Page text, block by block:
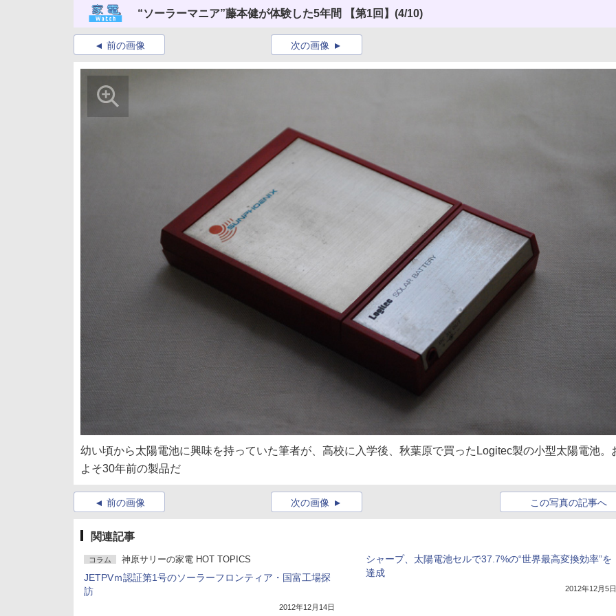
“ソーラーマニア”藤本健が体験した5年間 【第1回】 (4/10)
前の画像 次の画像
幼い頃から太陽電池に興味を持っていた筆者が、高校に入学後、秋葉原で買ったLogitec製の小型太陽電池。
よそ30年前の製品だ
前の画像 この写真の記事へ
次の画像
関連記事
コラム 神原サリーの家電 HOT TOPICS
JETPVｍ認証第1号のソーラーフロンティア・国富工場探
訪
2012年12月14日
シャープ、太陽電池セルで37.7%の“世界最高変換効率”を
達成
2012年12月5日